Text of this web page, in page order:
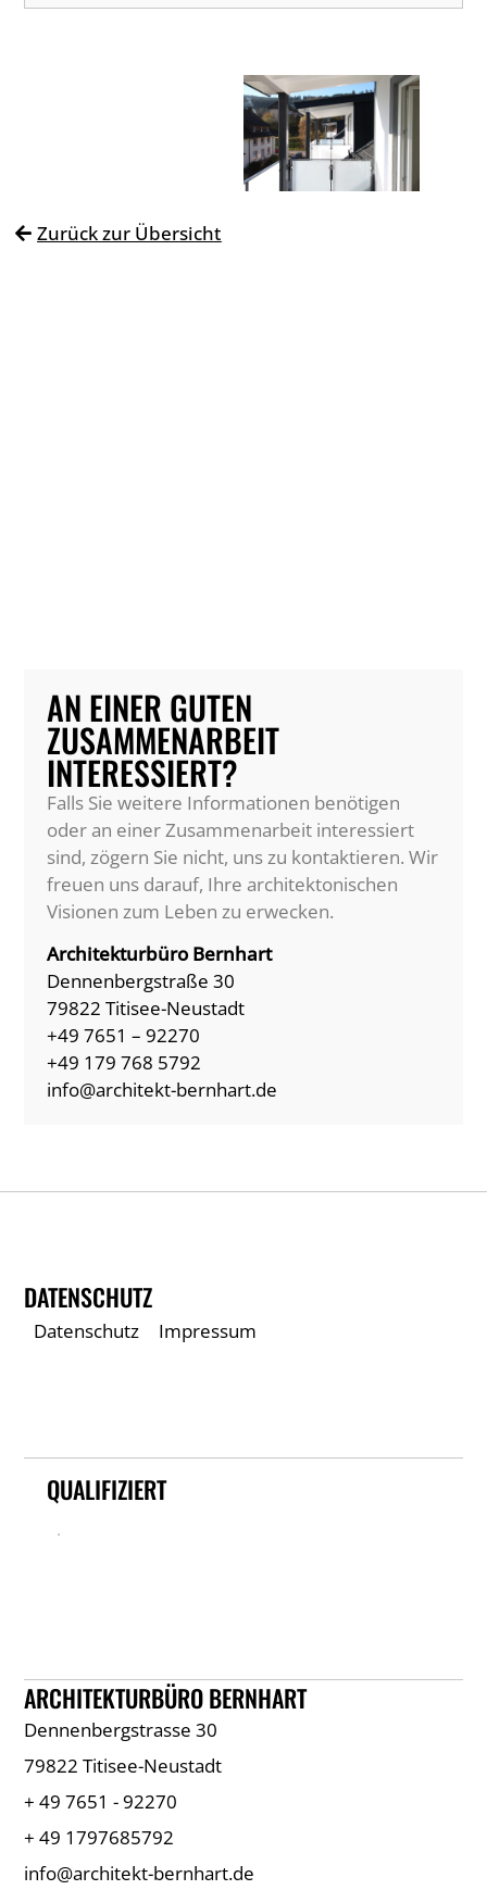
Zurück zur Übersicht
AN EINER GUTEN
ZUSAMMENARBEIT
INTERESSIERT?
Falls Sie weitere Informationen benötigen
oder an einer Zusammenarbeit interessiert
sind, zögern Sie nicht, uns zu kontaktieren. Wir
freuen uns darauf, Ihre architektonischen
Visionen zum Leben zu erwecken.
Architekturbüro Bernhart
Dennenbergstraße 30
79822 Titisee-Neustadt
+49 7651 – 92270
+49 179 768 5792
info@architekt-bernhart.de
ARCHITEKTURBÜRO BERNHART
Dennenbergstrasse 30
79822 Titisee-Neustadt
+ 49 7651 - 92270
+ 49 1797685792
info@architekt-bernhart.de
QUALIFIZIERT
DATENSCHUTZ
Datenschutz Impressum